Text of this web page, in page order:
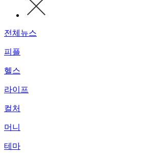
전체뉴스
피플
헬스
라이프
컬처
머니
테마